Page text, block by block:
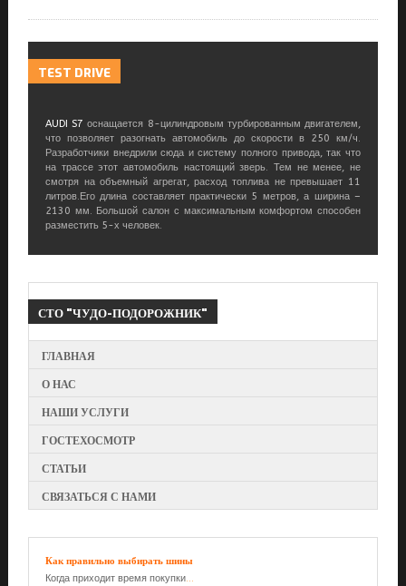
TEST DRIVE
AUDI S7 оснащается 8-цилиндровым турбированным двигателем,
что позволяет разогнать автомобиль до скорости в 250 км/ч.
Разработчики внедрили сюда и систему полного привода, так что
на трассе этот автомобиль настоящий зверь. Тем не менее, не
смотря на объемный агрегат, расход топлива не превышает 11
литров.Его длина составляет практически 5 метров, а ширина –
2130 мм. Большой салон с максимальным комфортом способен
разместить 5-х человек.
СТО "ЧУДО-ПОДОРОЖНИК"
ГЛАВНАЯ
О НАС
НАШИ УСЛУГИ
ГОСТЕХОСМОТР
СТАТЬИ
СВЯЗАТЬСЯ С НАМИ
Как правильно выбирать шины
Когда приходит время покупки...